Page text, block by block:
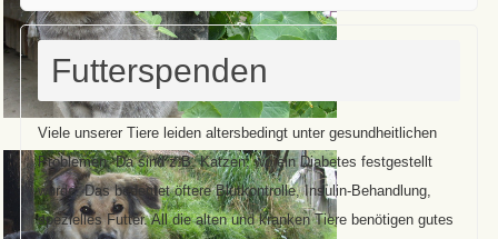
Futterspenden
Viele unserer Tiere leiden altersbedingt unter gesundheitlichen
Problemen. Da sind z.B. Katzen, wo ein Diabetes festgestellt
wurde. Das bedeutet öftere Blutkontrolle, Insulin-Behandlung,
spezielles Futter. All die alten und kranken Tiere benötigen gutes